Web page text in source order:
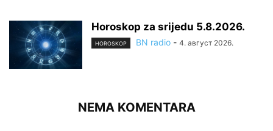
Horoskop za srijedu 5.8.2026.
HOROSKOP BN radio - 4. август 2026.
NEMA KOMENTARA